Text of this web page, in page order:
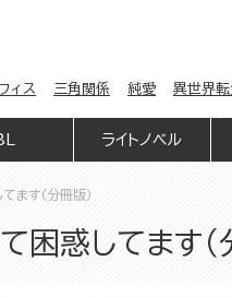
ィス 三角関係 純愛 異世界転
ライトノベル
ます（分冊版）
惑してます（